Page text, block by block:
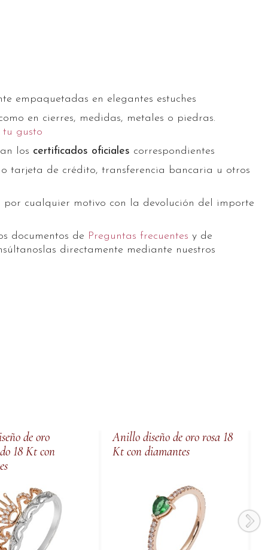
empaquetadas en elegantes estuches
en cierres, medidas, metales o piedras.
tu gusto
los certificados oficiales correspondientes
tarjeta de crédito, transferencia bancaria u otros
por cualquier motivo con la devolución del importe
documentos de Preguntas frecuentes y de
directamente mediante nuestros
de oro
18 Kt con
Anillo diseño de oro rosa 18
Kt con diamantes